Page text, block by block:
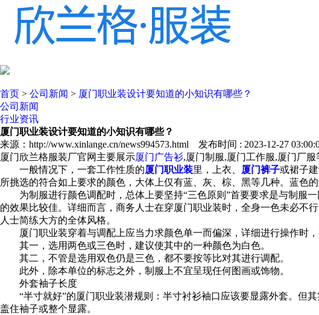
首页 > 公司新闻 > 厦门职业装设计要知道的小知识有哪些？
公司新闻
行业资讯
厦门职业装设计要知道的小知识有哪些？
来源：http://www.xinlange.cn/news994573.html 发布时间 : 2023-12-27
厦门欣兰格服装厂官网主要展示厦门广告衫,厦门制服,厦门工作服,厦门厂
一般情况下，一套工作性质的厦门职业装里，上衣、 厦门裤子或裙子
所挑选的符合如上要求的颜色，大体上仅有蓝、灰、棕、黑等几种。蓝色
为制服进行颜色调配时，总体上要坚持“三色原则”首要要求是与制服一
的效果比较佳。详细而言，商务人士在穿厦门职业装时，全身一色未必不
人士简练大方的全体风格。
厦门职业装穿着与调配上应当力求颜色单一而偏深，详细进行操作时，
其一，选用两色或三色时，建议使其中的一种颜色为白色。
其二，不管是选用双色仍是三色，都不要按等比对其进行调配。
此外，除本单位的标志之外，制服上不宜呈现任何图画或饰物。
外套袖子长度
“半寸就好”的厦门职业装潜规则：半寸衬衫袖口应该要显露外套。但其
盖住袖子或整个显露。